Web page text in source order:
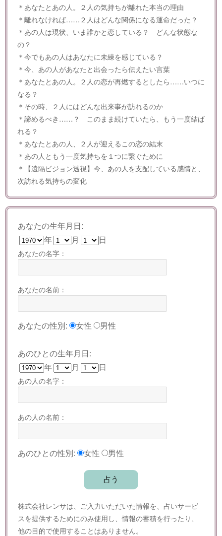
＊あなたとあの人。２人の気持ちが離れた本当の理由
＊離れなければ……２人はどんな関係になる運命だった？
＊あの人は現状、いま誰かと恋している？ どんな状態な
の？
＊今でもあの人はあなたに未練を感じている？
＊今、あの人があなたと出会ったら伝えたい言葉
＊あなたとあの人。２人の恋が再燃するとしたら……いつに
なる？
＊その時、２人にはどんな出来事が訪れるのか
＊諦めるべき……？ このまま続けていたら、もう一度結ば
れる？
＊あなたとあの人、２人が迎えるこの恋の結末
＊あの人ともう一度気持ちを１つに繋ぐために
＊【遠隔ビジョン透視】今、あの人を支配している感情と、
次訪れる気持ちの変化
あなたの生年月日:
年
月 日
あなたの名字：
あなたの名前：
あなたの性別: 女性 男性
あのひとの生年月日:
年
月 日
あの人の名字：
あの人の名前：
あのひとの性別: 女性 男性
株式会社レンサは、ご入力いただいた情報を、占いサービ
スを提供するためにのみ使用し、情報の蓄積を行ったり、
他の目的で使用することはありません。